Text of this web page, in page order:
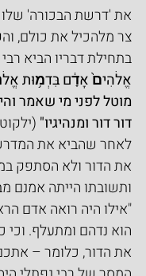
את 'דרשת הבכורה' שלו
צר מלהכיל את כולם,
בתחילת דבריו הביא
אֱלֹהִים֙ אָדָ֔ם בִּדְמ֥וּת
מוטל לפני מי שאמר
דור דור ומנהיגיו"
לאחר שהביא את
את הדור ולא הסתפק
ותשובתו הייתה אמנם
"אילו היה רואה אדם
הוא נדהם ומתעלף. וכי
את הדור, כלומר –